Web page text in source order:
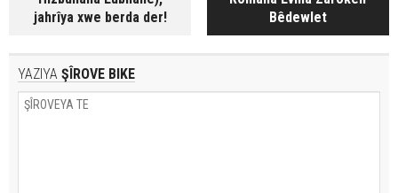
jahrîya xwe berda der!
Bêdewlet
YAZIYA ŞÎROVE BIKE